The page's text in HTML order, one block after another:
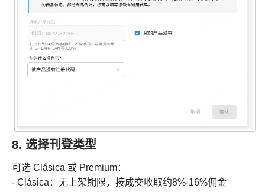
8. 选择刊登类型
可选 Clásica 或 Premium：
- Clásica：无上架期限，按成交收取约8%-16%佣金